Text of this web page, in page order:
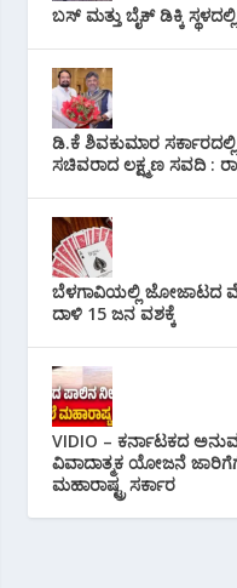
ಬಸ್ ಮತ್ತು ಬೈಕ್ ಡಿಕ್ಕಿ
ಡಿ.ಕೆ ಶಿವಕುಮಾರ
ಸಚಿವರಾದ ಲಕ್ಷ್ಮಣ ಸವದಿ :
ಬೆಳಗಾವಿಯಲ್ಲಿ ಜೋಜಾಟದ
ದಾಳಿ 15 ಜನ ವಶಕ್ಕೆ
VIDIO – ಕರ್ನಾಟಕದ
ವಿವಾದಾತ್ಮಕ ಯೋಜನೆ
ಮಹಾರಾಷ್ಟ್ರ ಸರ್ಕಾರ